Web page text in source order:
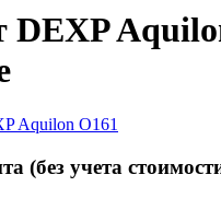
DEXP
(без учета